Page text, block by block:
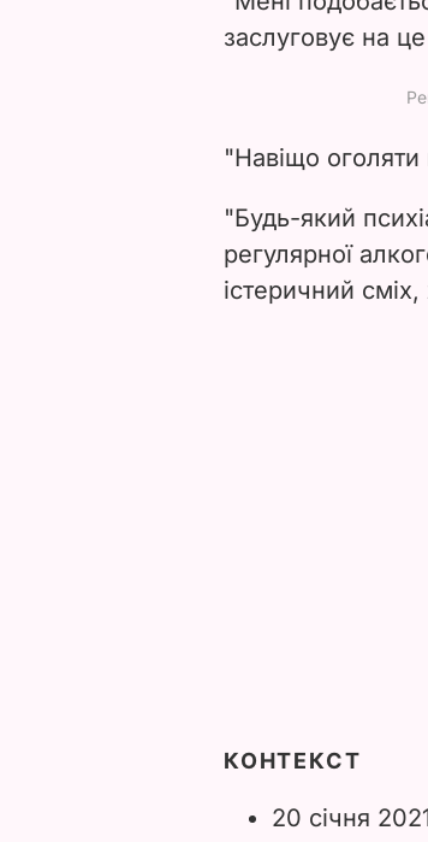
заслуговує на
"Навіщо оголяти
"Будь-який
регулярної
істеричний
КОНТЕКСТ
20 січня